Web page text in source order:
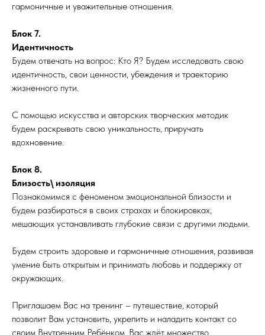
гармоничные и уважительные отношения.
Блок 7.
Идентичность
Будем отвечать на вопрос: Кто Я? Будем исследовать свою
идентичность, свои ценности, убеждения и траекторию
жизненного пути.
С помощью искусства и авторских творческих методик
будем раскрывать свою уникальность, приручать
вдохновение.
Блок 8.
Близость\ изоляция
Познакомимся с феноменом эмоциональной близости и
будем разбираться в своих страхах и блокировках,
мешающих устанавливать глубокие связи с другими людьми.
Будем строить здоровые и гармоничные отношения, развивая
умение быть открытым и принимать любовь и поддержку от
окружающих.
Приглашаем Вас на тренинг – путешествие, который
позволит Вам установить, укрепить и наладить контакт со
своим Внутренним Ребёнком. Вас ждёт множество